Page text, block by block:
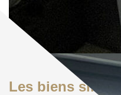
Les biens